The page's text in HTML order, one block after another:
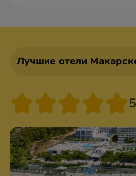
Лучшие отели